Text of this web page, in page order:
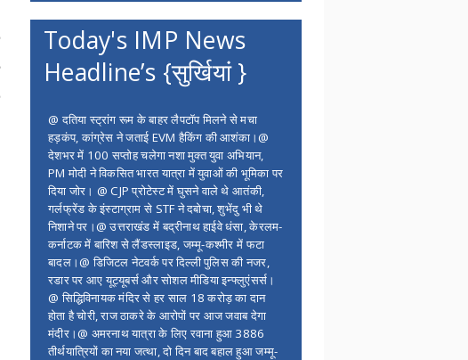
Today's IMP News
Headline’s {सुर्खियां }
@ दतिया स्ट्रांग रूम के बाहर लैपटॉप मिलने से मचा
हड़कंप, कांग्रेस ने जताई EVM हैकिंग की आशंका।@
देशभर में 100 सप्ताेह चलेगा नशा मुक्त युवा अभियान,
PM मोदी ने विकसित भारत यात्रा में युवाओं की भूमिका पर
दिया जोर। @ CJP प्रोटेस्ट में घुसने वाले थे आतंकी,
गर्लफ्रेंड के इंस्टाग्राम से STF ने दबोचा, शुभेंदु भी थे
निशाने पर।@ उत्तराखंड में बद्रीनाथ हाईवे धंसा, केरलम-
कर्नाटक में बारिश से लैंडस्लाइड, जम्मू-कश्मीर में फटा
बादल।@ डिजिटल नेटवर्क पर दिल्ली पुलिस की नजर,
रडार पर आए यूट्यूबर्स और सोशल मीडिया इन्फ्लुएंसर्स।
@ सिद्धिविनायक मंदिर से हर साल 18 करोड़ का दान
होता है चोरी, राज ठाकरे के आरोपों पर आज जवाब देगा
मंदीर।@ अमरनाथ यात्रा के लिए रवाना हुआ 3886
तीर्थयात्रियों का नया जत्था, दो दिन बाद बहाल हुआ जम्मू-